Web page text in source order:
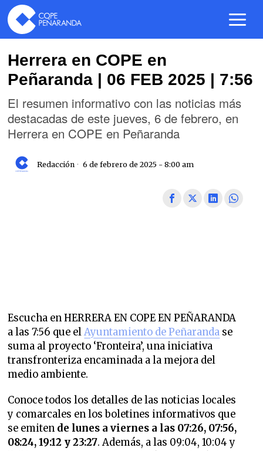
Herrera en COPE en
Peñaranda | 06 FEB 2025 | 7:56
El resumen informativo con las noticias más
destacadas de este jueves, 6 de febrero, en
Herrera en COPE en Peñaranda
Redacción 6 de febrero de 2025 - 8:00 am
Escucha en HERRERA EN COPE EN PEÑARANDA
a las 7:56 que elAyuntamiento de Peñaranda se
suma al proyecto ‘Fronteira’, una iniciativa
transfronteriza encaminada a la mejora del
medio ambiente.
Conoce todos los detalles de las noticias locales
y comarcales en los boletines informativos que
se emiten de lunes a viernes a las 07:26, 07:56,
08:24, 19:12 y 23:27. Además, a las 09:04, 10:04 y